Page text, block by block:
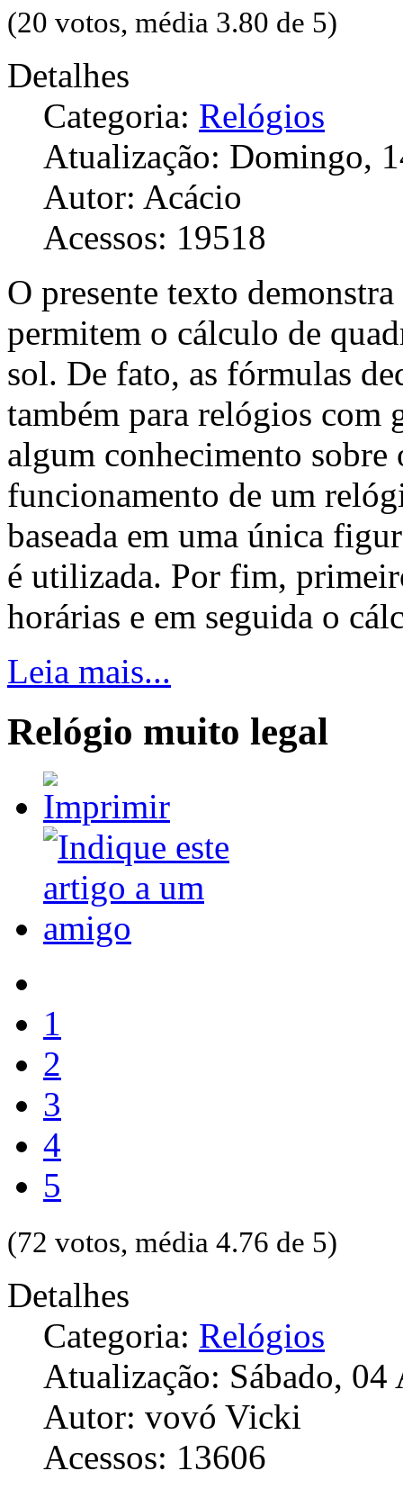
(20 votos, média 3.80 de 5)
Detalhes
Categoria: Relógios
Atualização: Domingo,
Autor: Acácio
Acessos: 19518
O presente texto
permitem o cálculo de
sol. De fato, as fórmulas
também para relógios com
algum conhecimento
funcionamento de um
baseada em uma única
é utilizada. Por fim,
horárias e em seguida o
Leia mais...
Relógio muito legal
1
2
3
4
5
(72 votos, média 4.76 de 5)
Detalhes
Categoria: Relógios
Atualização: Sábado,
Autor: vovó Vicki
Acessos: 13606